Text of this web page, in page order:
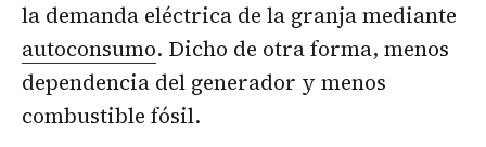
la demanda eléctrica de la granja mediante
autoconsumo. Dicho de otra forma, menos
dependencia del generador y menos
combustible fósil.